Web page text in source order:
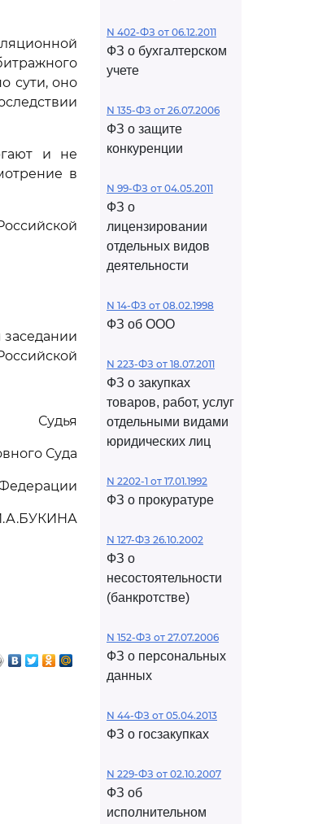
сути, оно
и не
в
Судья
Суда
N 402-ФЗ от 06.12.2011
ФЗ о бухгалтерском
учете
N 135-ФЗ от 26.07.2006
ФЗ о защите
конкуренции
N 99-ФЗ от 04.05.2011
ФЗ о
лицензировании
отдельных видов
деятельности
N 14-ФЗ от 08.02.1998
ФЗ об ООО
N 223-ФЗ от 18.07.2011
ФЗ о закупках
товаров, работ, услуг
отдельными видами
юридических лиц
N 2202-1 от 17.01.1992
ФЗ о прокуратуре
N 127-ФЗ 26.10.2002
ФЗ о
несостоятельности
(банкротстве)
N 152-ФЗ от 27.07.2006
ФЗ о персональных
данных
N 44-ФЗ от 05.04.2013
ФЗ о госзакупках
N 229-ФЗ от 02.10.2007
ФЗ об
исполнительном